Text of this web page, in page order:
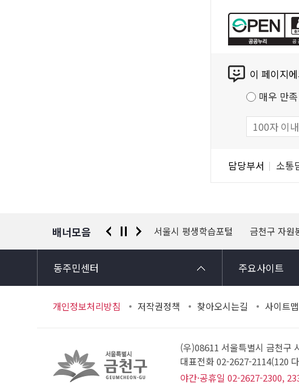
이 페이지
매우 만족
담당부서 소통
배너모음
경찰청 유실물 통합포털 서울시 평생학습포털 금천구 자원
동주민센터 주요사이트
개인정보처리방침 저작권정책 찾아오시는길 사이트맵
(우)08611 서울특별시 금천구
대표전화 02-2627-2114(120
야간·공휴일 02-2627-2300,